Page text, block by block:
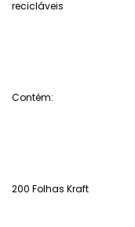
recicláveis
Contém:
200 Folhas Kraft